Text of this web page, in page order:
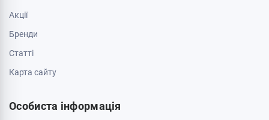
Акції
Бренди
Cтатті
Карта сайту
Особиста інформація